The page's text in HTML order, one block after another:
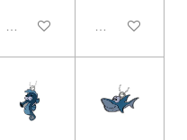
In winkelwagen In winkelwagen